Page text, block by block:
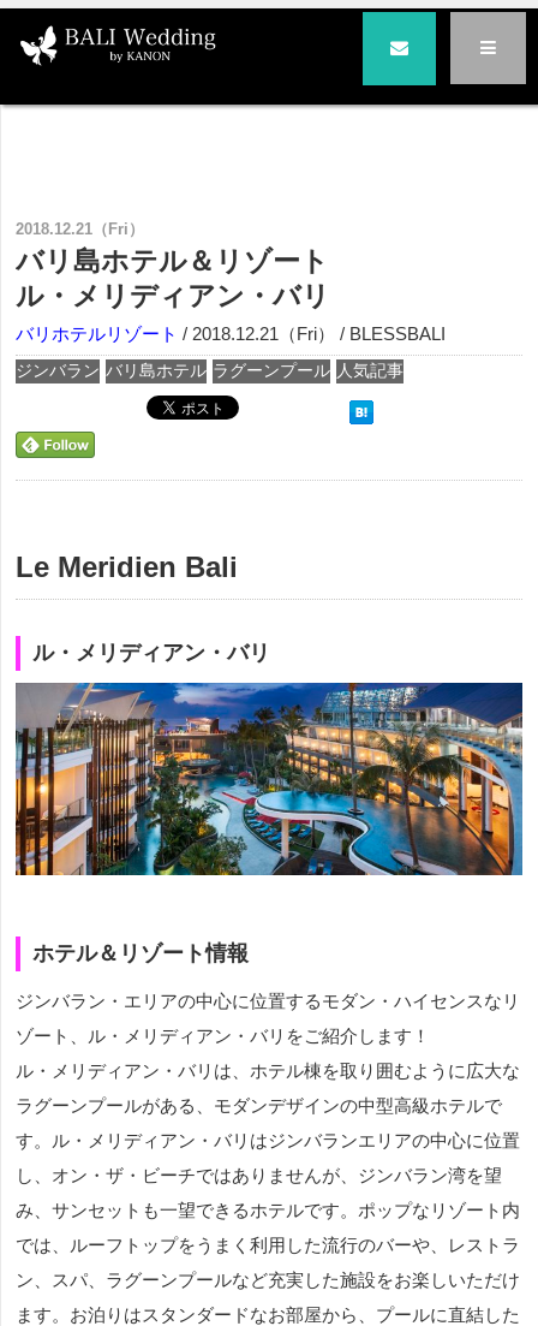
>バリホテルリゾート> バリ島ホテル＆リゾート
ル・メリディアン・バリ
2018.12.21（Fri）
バリ島ホテル＆リゾート
ル・メリディアン・バリ
バリホテルリゾート / 2018.12.21（Fri） / BLESSBALI
ジンバラン バリ島ホテル ラグーンプール 人気記事
Le Meridien Bali
ル・メリディアン・バリ
ホテル＆リゾート情報
ジンバラン・エリアの中心に位置するモダン・ハイセンスなリ
ゾート、ル・メリディアン・バリをご紹介します！
ル・メリディアン・バリは、ホテル棟を取り囲むように広大な
ラグーンプールがある、モダンデザインの中型高級ホテルで
す。ル・メリディアン・バリはジンバランエリアの中心に位置
し、オン・ザ・ビーチではありませんが、ジンバラン湾を望
み、サンセットも一望できるホテルです。ポップなリゾート内
では、ルーフトップをうまく利用した流行のバーや、レストラ
ン、スパ、ラグーンプールなど充実した施設をお楽しいただけ
ます。お泊りはスタンダードなお部屋から、プールに直結した